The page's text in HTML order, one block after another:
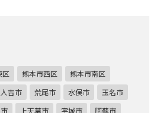
区 熊本市西区
熊本市南区
人吉市 荒尾市 水俣市
玉名市
上天草市 宇城市 阿蘇市